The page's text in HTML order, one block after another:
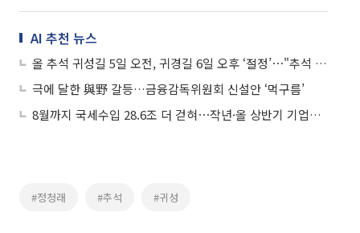
AI 추천 뉴스
올 추석 귀성길 5일 오전, 귀경길 6일 오후 ‘절정’⋯"추석 당일 이동 피해야"
극에 달한 與野 갈등…금융감독위원회 신설안 ‘먹구름’
8월까지 국세수입 28.6조 더 걷혀⋯작년·올 상반기 기업실적 호조 영향
#정청래 #추석 #귀성